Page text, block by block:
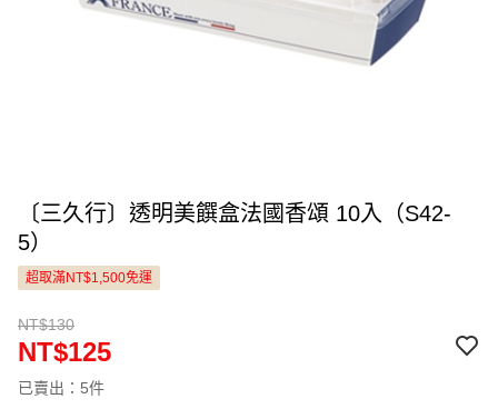
〔三久行〕透明美饌盒法國香頌 10入（S42-
5）
超取滿NT$1,500免運
NT$130
NT$125
已賣出：5件